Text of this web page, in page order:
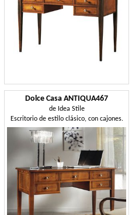
Dolce Casa ANTIQUA467
de Idea Stile
Escritorio de estilo clásico, con cajones.